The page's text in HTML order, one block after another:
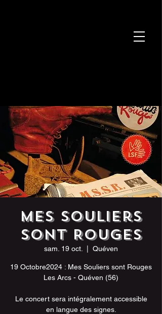
Mes Souliers
sont Rouges
sam. 19 oct. Quéven
19 Octobre2024 : Mes Souliers sont Rouges
Les Arcs - Quéven (56)
Le concert sera intégralement accessible
en langue des signes.